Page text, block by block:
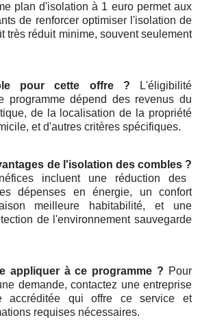
plan d'isolation à 1 euro permet aux
de renforcer optimiser l'isolation de
très réduit minime, souvent seulement
pour cette offre ? L'éligibilité
programme dépend des revenus du
de la localisation de la propriété
et d'autres critères spécifiques.
de l'isolation des combles ?
incluent une réduction des
dépenses en énergie, un confort
meilleure habitabilité, et une
de l'environnement sauvegarde
appliquer à ce programme ? Pour
demande, contactez une entreprise
accréditée qui offre ce service et
requises nécessaires.